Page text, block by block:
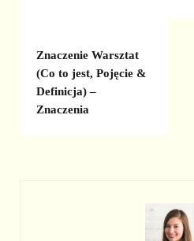
Znaczenie Warsztat
(Co to jest, Pojęcie &
Definicja) –
Znaczenia